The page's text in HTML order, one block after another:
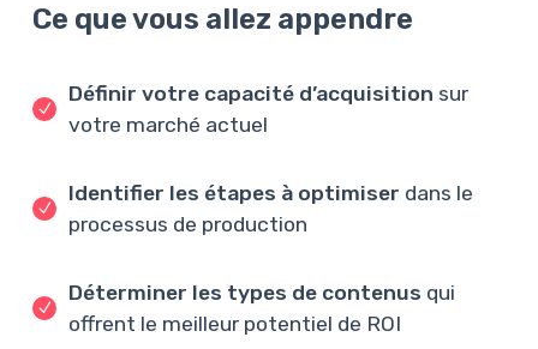
Ce que vous allez appendre
Définir votre capacité d’acquisition sur
votre marché actuel
Identifier les étapes à optimiser dans le
processus de production
Déterminer les types de contenus qui
offrent le meilleur potentiel de ROI